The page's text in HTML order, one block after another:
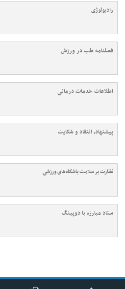
رادیولوژی
فصلنامه طب در ورزش
اطلاعات خدمات درمانی
پیشنهاد، انتقاد و شکایت
نظارت بر سلامت باشگاه‌های ورزشی
ستاد مبارزه با دوپینگ